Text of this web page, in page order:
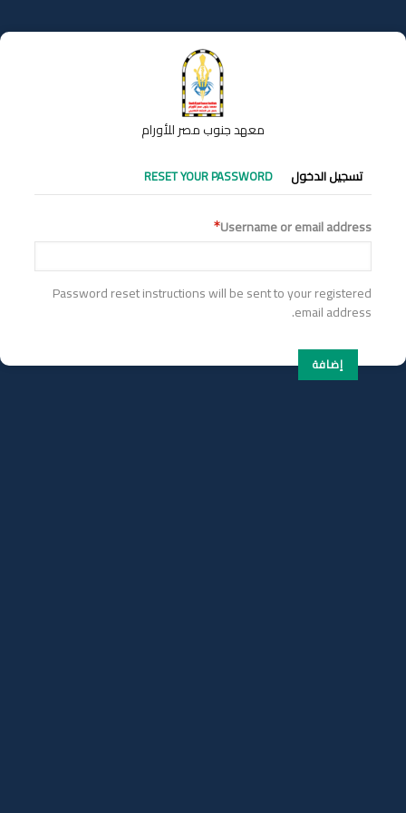
إلى
المحتوى
معهد جنوب مصر للأورام
التبويبات
الأساسية
تسجيل الدخول RESET YOUR PASSWORD
Username or email address
Password reset instructions will be sent to your registered
email address.